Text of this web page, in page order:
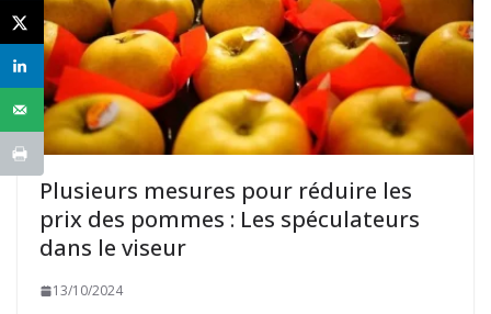
Plusieurs mesures pour réduire les
prix des pommes : Les spéculateurs
dans le viseur
13/10/2024